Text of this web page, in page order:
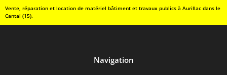
Vente, réparation et location de matériel bâtiment et travaux publics à Aurillac dans le
Cantal (15).
Navigation